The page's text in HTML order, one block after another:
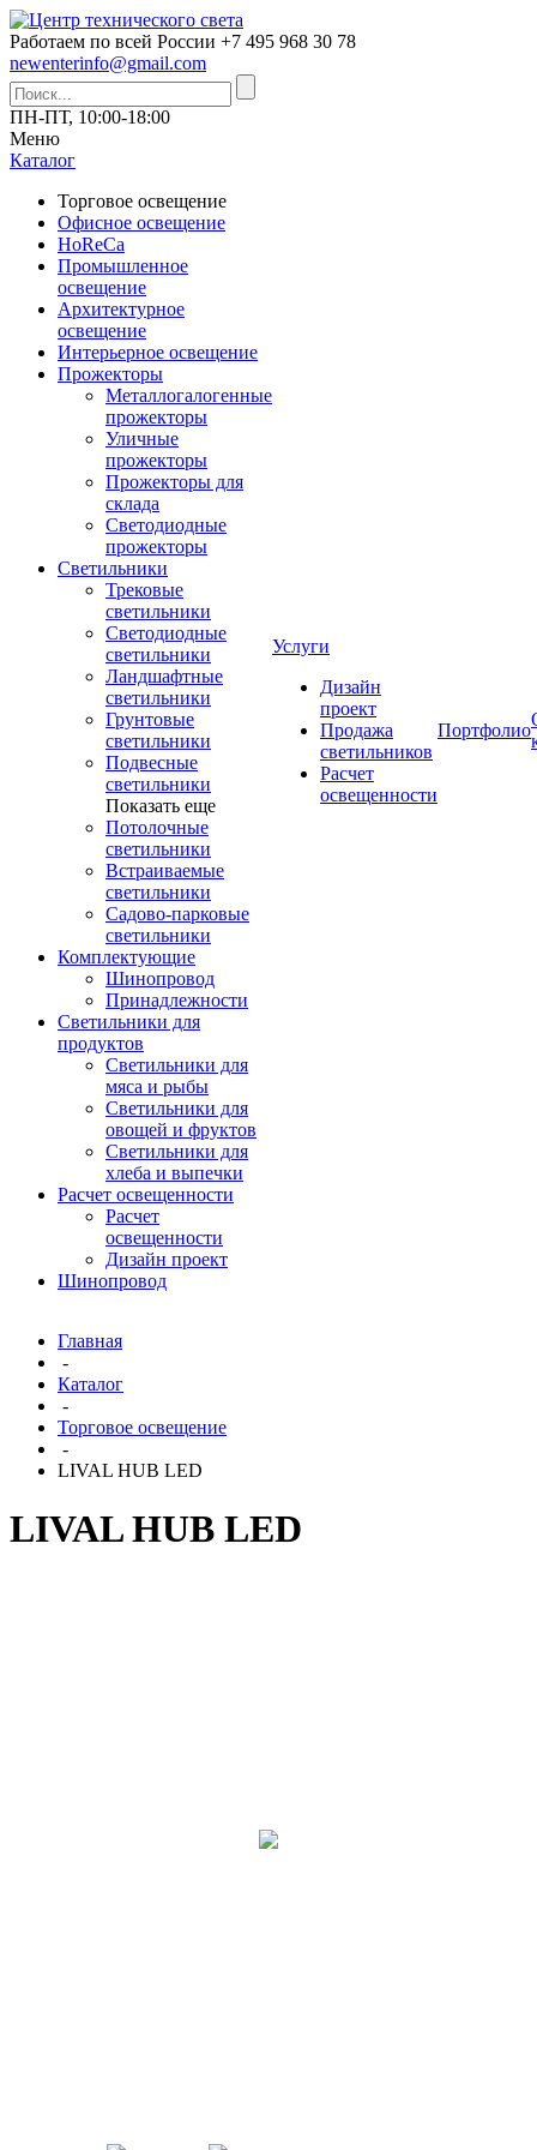
Работаем по всей России +7 495 968 30 78
newenterinfo@gmail.com
ПН-ПТ, 10:00-18:00
Меню
Каталог
Торговое освещение
Офисное освещение
HoReCa
Промышленное
освещение
Архитектурное
освещение
Интерьерное освещение
Прожекторы
Металлогалогенные
прожекторы
Уличные
прожекторы
Прожекторы для
склада
Светодиодные
прожекторы
Светильники
Трековые
светильники
Светодиодные
светильники
Ландшафтные
светильники
Грунтовые
светильники
Подвесные
светильники
Показать еще
Потолочные
светильники
Встраиваемые
светильники
Садово-парковые
светильники
Комплектующие
Шинопровод
Принадлежности
Светильники для
продуктов
Светильники для
мяса и рыбы
Светильники для
овощей и фруктов
Светильники для
хлеба и выпечки
Расчет освещенности
Расчет
освещенности
Дизайн проект
Шинопровод
Услуги
Дизайн
проект
Продажа
светильников
Расчет
освещенности
Портфолио
Главная
-
Каталог
-
Торговое освещение
-
LIVAL HUB LED
LIVAL HUB LED